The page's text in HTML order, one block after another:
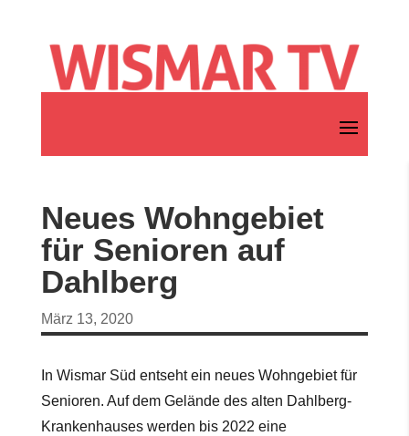
Neues Wohngebiet
für Senioren auf
Dahlberg
März 13, 2020
In Wismar Süd entseht ein neues Wohngebiet für
Senioren. Auf dem Gelände des alten Dahlberg-
Krankenhauses werden bis 2022 eine